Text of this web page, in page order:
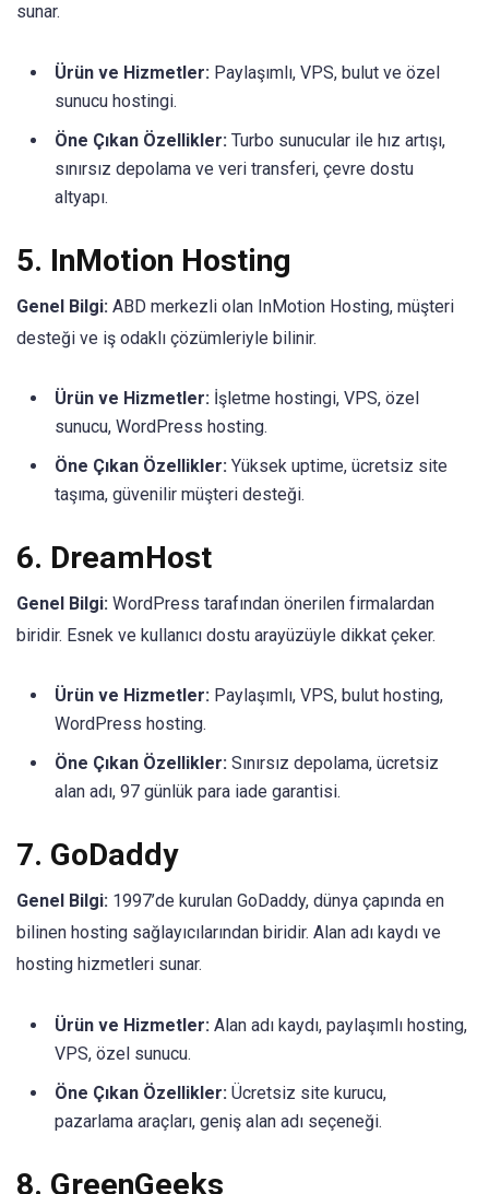
sunar.
Ürün ve Hizmetler: Paylaşımlı, VPS, bulut ve özel
sunucu hostingi.
Öne Çıkan Özellikler: Turbo sunucular ile hız artışı,
sınırsız depolama ve veri transferi, çevre dostu
altyapı.
5. InMotion Hosting
Genel Bilgi: ABD merkezli olan InMotion Hosting, müşteri
desteği ve iş odaklı çözümleriyle bilinir.
Ürün ve Hizmetler: İşletme hostingi, VPS, özel
sunucu, WordPress hosting.
Öne Çıkan Özellikler: Yüksek uptime, ücretsiz site
taşıma, güvenilir müşteri desteği.
6. DreamHost
Genel Bilgi: WordPress tarafından önerilen firmalardan
biridir. Esnek ve kullanıcı dostu arayüzüyle dikkat çeker.
Ürün ve Hizmetler: Paylaşımlı, VPS, bulut hosting,
WordPress hosting.
Öne Çıkan Özellikler: Sınırsız depolama, ücretsiz
alan adı, 97 günlük para iade garantisi.
7. GoDaddy
Genel Bilgi: 1997’de kurulan GoDaddy, dünya çapında en
bilinen hosting sağlayıcılarından biridir. Alan adı kaydı ve
hosting hizmetleri sunar.
Ürün ve Hizmetler: Alan adı kaydı, paylaşımlı hosting,
VPS, özel sunucu.
Öne Çıkan Özellikler: Ücretsiz site kurucu,
pazarlama araçları, geniş alan adı seçeneği.
8. GreenGeeks